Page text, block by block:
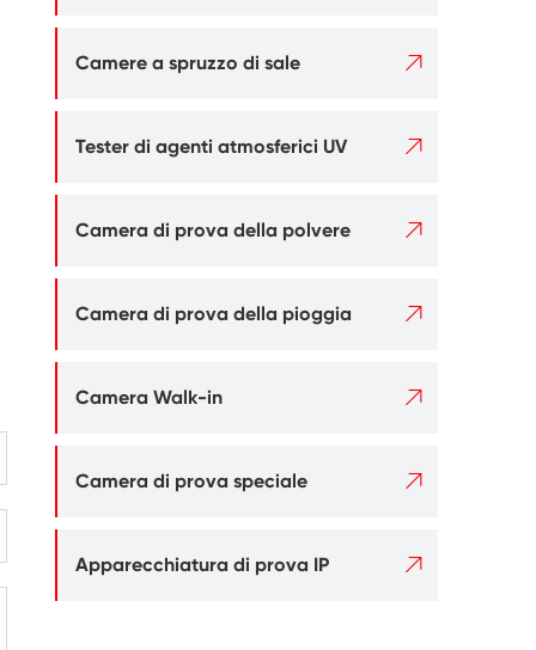
Camere a spruzzo di sale 
Tester di agenti atmosferici UV 
Camera di prova della polvere 
Camera di prova della pioggia 
Camera Walk-in 
Camera di prova speciale 
Apparecchiatura di prova IP 